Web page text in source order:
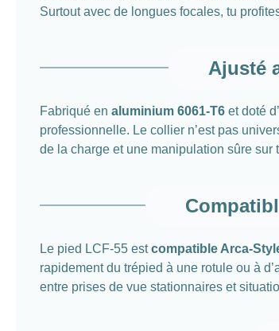
Surtout avec de longues focales, tu
Ajusté
Fabriqué en aluminium 6061-T6 et doté
professionnelle. Le collier n’est pas
de la charge et une manipulation sûre sur
Le pied LCF-55 estcompatible Arca-
rapidement du trépied à une rotule ou à
entre prises de vue stationnaires et